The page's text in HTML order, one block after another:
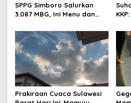
SPPG Simboro Salurkan
3.087 MBG, Ini Menu dan
Prakiraan Cuaca Sulawesi